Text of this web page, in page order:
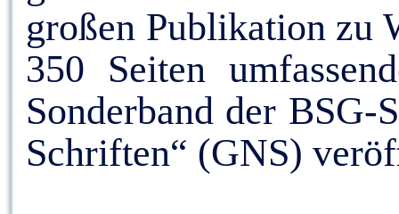
großen Publikation zu
350 Seiten
Sonderband der
Schriften“ (GNS)